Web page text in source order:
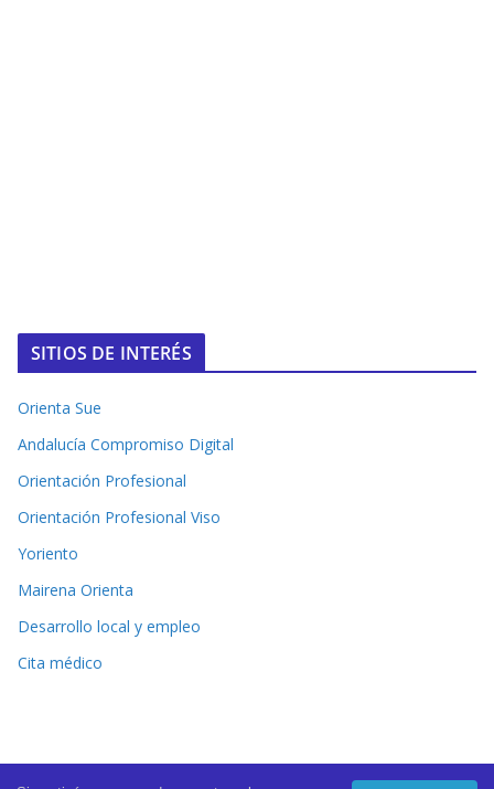
SITIOS DE INTERÉS
Orienta Sue
Andalucía Compromiso Digital
Orientación Profesional
Orientación Profesional Viso
Yoriento
Mairena Orienta
Desarrollo local y empleo
Cita médico